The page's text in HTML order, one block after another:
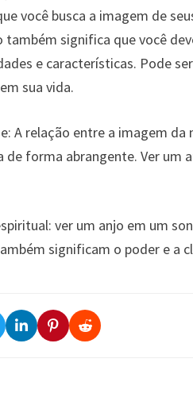
você busca a imagem de
também significa que você
e características. Pode
sua vida.
A relação entre a imagem
de forma abrangente. Ver um
ver um anjo em um
significam o poder e a